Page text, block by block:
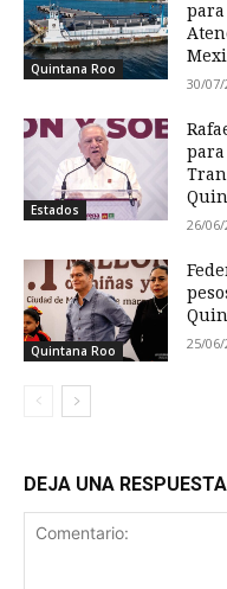
Quintana Roo
30/07/
Estados
26/06/
Quintana Roo 25/06/
DEJA UNA RESPUESTA